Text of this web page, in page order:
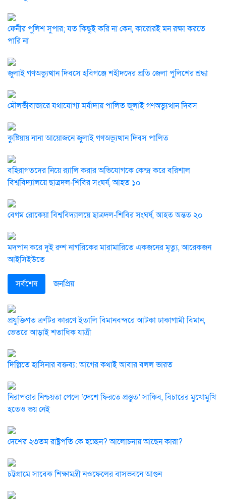
ফেনীর পুলিশ সুপার; যত কিছুই করি না কেন, কারোরই মন রক্ষা করতে
পারি না
জুলাই গণঅভ্যুত্থান দিবসে হবিগঞ্জে শহীদদের প্রতি জেলা পুলিশের শ্রদ্ধা
মৌলভীবাজারে যথাযোগ্য মর্যাদায় পালিত জুলাই গণঅভ্যুত্থান দিবস
কুষ্টিয়ায় নানা আয়োজনে জুলাই গণঅভ্যুত্থান দিবস পালিত
বহিরাগতদের নিয়ে র‍্যালি করার অভিযোগকে কেন্দ্র করে বরিশাল
বিশ্ববিদ্যালয়ে ছাত্রদল-শিবির সংঘর্ষ, আহত ১০
বেগম রোকেয়া বিশ্ববিদ্যালয়ে ছাত্রদল-শিবির সংঘর্ষ, আহত অন্তত ২০
মদপান করে দুই রুশ নাগরিকের মারামারিতে একজনের মৃত্যু, আরেকজন
আইসিইউতে
সর্বশেষ জনপ্রিয়
প্রযুক্তিগত ত্রুটির কারণে ইতালি বিমানবন্দরে আটকা ঢাকাগামী বিমান,
ভেতরে আড়াই শতাধিক যাত্রী
দিল্লিতে হাসিনার বক্তব্য: আগের কথাই আবার বলল ভারত
নিরাপত্তার নিশ্চয়তা পেলে ‘দেশে ফিরতে প্রস্তুত’ সাকিব, বিচারের মুখোমুখি
হতেও ভয় নেই
দেশের ২৩তম রাষ্ট্রপতি কে হচ্ছেন? আলোচনায় আছেন কারা?
চট্টগ্রামে সাবেক শিক্ষামন্ত্রী নওফেলের বাসভবনে আগুন